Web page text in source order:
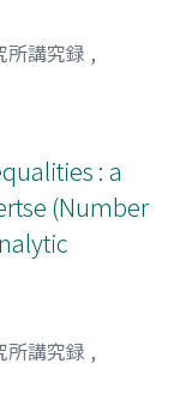
所講究録 ,
: a
(Number
所講究録 ,